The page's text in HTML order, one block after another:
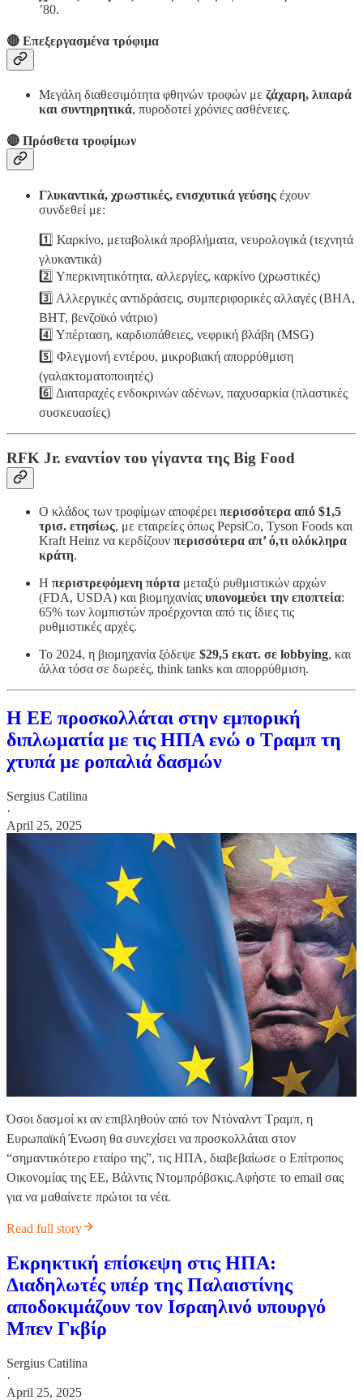
’80.
🔴 Επεξεργασμένα τρόφιμα
Μεγάλη διαθεσιμότητα φθηνών τροφών με ζάχαρη, λιπαρά
και συντηρητικά, πυροδοτεί χρόνιες ασθένειες.
🔴 Πρόσθετα τροφίμων
Γλυκαντικά, χρωστικές, ενισχυτικά γεύσης έχουν
συνδεθεί με:
1️⃣ Καρκίνο, μεταβολικά προβλήματα, νευρολογικά (τεχνητά
γλυκαντικά)
2️⃣ Υπερκινητικότητα, αλλεργίες, καρκίνο (χρωστικές)
3️⃣ Αλλεργικές αντιδράσεις, συμπεριφορικές αλλαγές (BHA,
BHT, βενζοϊκό νάτριο)
4️⃣ Υπέρταση, καρδιοπάθειες, νεφρική βλάβη (MSG)
5️⃣ Φλεγμονή εντέρου, μικροβιακή απορρύθμιση
(γαλακτοματοποιητές)
6️⃣ Διαταραχές ενδοκρινών αδένων, παχυσαρκία (πλαστικές
συσκευασίες)
RFK Jr. εναντίον του γίγαντα της Big Food
Ο κλάδος των τροφίμων αποφέρει περισσότερα από $1,5
τρισ. ετησίως, με εταιρείες όπως PepsiCo, Tyson Foods και
Kraft Heinz να κερδίζουν περισσότερα απ’ ό,τι ολόκληρα
κράτη.
Η περιστρεφόμενη πόρτα μεταξύ ρυθμιστικών αρχών
(FDA, USDA) και βιομηχανίας υπονομεύει την εποπτεία:
65% των λομπιστών προέρχονται από τις ίδιες τις
ρυθμιστικές αρχές.
Το 2024, η βιομηχανία ξόδεψε $29,5 εκατ. σε lobbying, και
άλλα τόσα σε δωρεές, think tanks και απορρύθμιση.
Η ΕΕ προσκολλάται στην εμπορική
διπλωματία με τις ΗΠΑ ενώ ο Τραμπ τη
χτυπά με ροπαλιά δασμών
Sergius Catilina
·
April 25, 2025
Όσοι δασμοί κι αν επιβληθούν από τον Ντόναλντ Τραμπ, η
Ευρωπαϊκή Ένωση θα συνεχίσει να προσκολλάται στον
“σημαντικότερο εταίρο της”, τις ΗΠΑ, διαβεβαίωσε ο Επίτροπος
Οικονομίας της ΕΕ, Βάλντις Ντομπρόβσκις.Αφἠστε το email σας
για να μαθαίνετε πρώτοι τα νέα.
Read full story
Εκρηκτική επίσκεψη στις ΗΠΑ:
Διαδηλωτές υπέρ της Παλαιστίνης
αποδοκιμάζουν τον Ισραηλινό υπουργό
Μπεν Γκβίρ
Sergius Catilina
·
April 25, 2025